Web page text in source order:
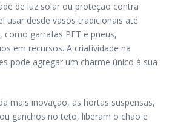
de luz solar ou proteção contra
usar desde vasos tradicionais até
como garrafas PET e pneus,
em recursos. A criatividade na
pode agregar um charme único à sua
mais inovação, as hortas suspensas,
ganchos no teto, liberam o chão e